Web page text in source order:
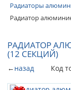
Радиаторы
Радиатор
РАДИАТОР
(12 СЕКЦИЙ)
←назад Код